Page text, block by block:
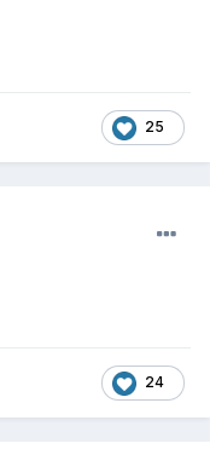
25
24